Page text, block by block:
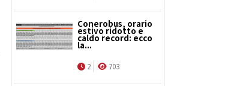
Conerobus, orario
estivo ridotto e
caldo record: ecco
la...
2 703